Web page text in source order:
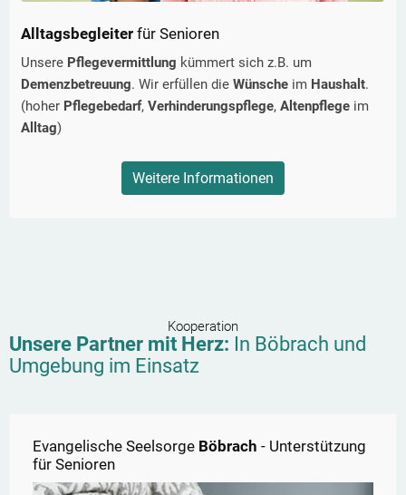
Alltagsbegleiter für Senioren
Unsere Pflegevermittlung kümmert sich z.B. um
Demenzbetreuung. Wir erfüllen die Wünsche im Haushalt.
(hoher Pflegebedarf, Verhinderungspflege, Altenpflege im
Alltag)
Weitere Informationen
Kooperation
Unsere Partner mit Herz: In Böbrach und
Umgebung im Einsatz
Evangelische Seelsorge Böbrach - Unterstützung
für Senioren